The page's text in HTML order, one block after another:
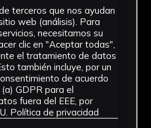
SF
Fondo
fondo
Ficha
terceros que nos ayudan
web (análisis). Para
necesitamos su
clic en "Aceptar todas",
el tratamiento de datos
también incluye, por un
de acuerdo
GDPR para el
fuera del EEE, por
Política de privacidad